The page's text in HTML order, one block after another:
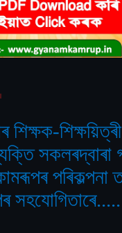
শিক্ষক-
পৰিকল্পনা
সহযোগিতাৰে.....